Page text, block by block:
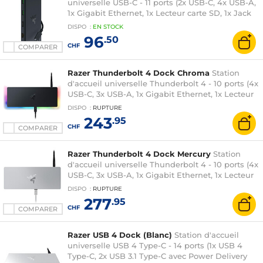
COMPARER
universelle USB-C - 11 ports (2x USB-C, 4x USB-A,
1x Gigabit Ethernet, 1x Lecteur carte SD, 1x Jack
3.5 mm, 1x HDMI)
DISPO : EN STOCK
CHF96.50
COMPARER
Razer Thunderbolt 4 Dock Chroma Station
d'accueil universelle Thunderbolt 4 - 10 ports (4x
USB-C, 3x USB-A, 1x Gigabit Ethernet, 1x Lecteur
carte SD, 1x Jack 3.5 mm) - rétroéclairage Razer
Chroma RGB
DISPO : RUPTURE
CHF243.95
COMPARER
Razer Thunderbolt 4 Dock Mercury Station
d'accueil universelle Thunderbolt 4 - 10 ports (4x
USB-C, 3x USB-A, 1x Gigabit Ethernet, 1x Lecteur
carte SD, 1x Jack 3.5 mm)
DISPO : RUPTURE
CHF277.95
Razer USB 4 Dock (Blanc) Station d'accueil
universelle USB 4 Type-C - 14 ports (1x USB 4
Type-C, 2x USB 3.1 Type-C avec Power Delivery